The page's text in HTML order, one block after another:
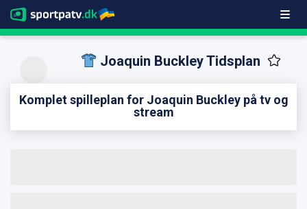
Joaquin Buckley Tidsplan
Komplet spilleplan for Joaquin Buckley på tv og
stream